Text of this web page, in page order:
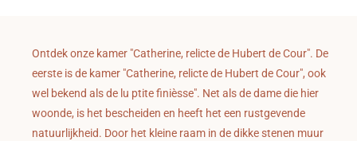
Ontdek onze kamer "Catherine, relicte de Hubert de Cour". De
eerste is de kamer "Catherine, relicte de Hubert de Cour", ook
wel bekend als de lu ptite finièsse". Net als de dame die hier
woonde, is het bescheiden en heeft het een rustgevende
natuurlijkheid. Door het kleine raam in de dikke stenen muur